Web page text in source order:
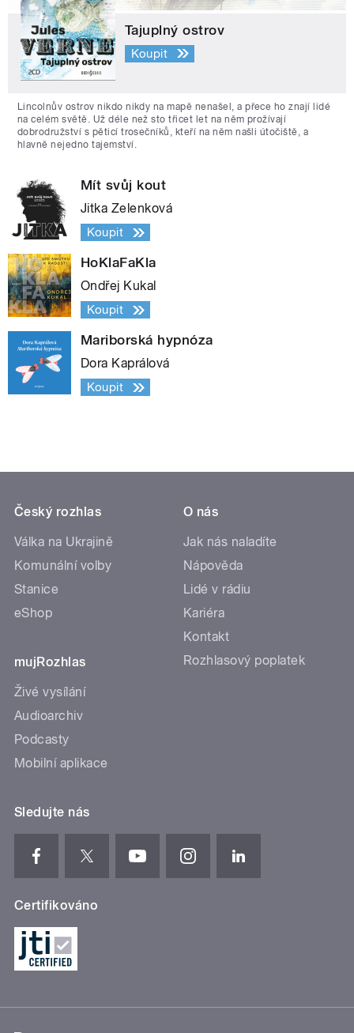
Tajuplný ostrov
Koupit
Lincolnův ostrov nikdo nikdy na mapě nenašel, a přece ho znají lidé
na celém světě. Už déle než sto třicet let na něm prožívají
dobrodružství s pěticí trosečníků, kteří na něm našli útočiště, a
hlavně nejedno tajemství.
Mít svůj kout
Jitka Zelenková
Koupit
HoKlaFaKla
Ondřej Kukal
Koupit
Mariborská hypnóza
Dora Kaprálová
Koupit
Český rozhlas
Válka na Ukrajině
Komunální volby
Stanice
eShop
mujRozhlas
Živé vysílání
Audioarchiv
Podcasty
Mobilní aplikace
O nás
Jak nás naladíte
Nápověda
Lidé v rádiu
Kariéra
Kontakt
Rozhlasový poplatek
Sledujte nás
Certifikováno